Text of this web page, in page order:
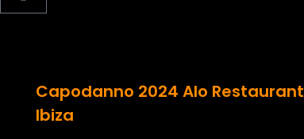
Capodanno 2024 Alo Restaurant
Ibiza